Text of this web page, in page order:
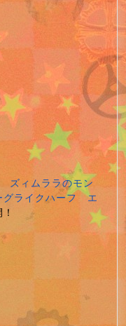
ズィムララのモン
グライクハーフ エ